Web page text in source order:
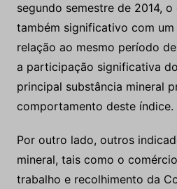
segundo semestre de 2014,
também significativo com um
relação ao mesmo período
a participação significativa
principal substância mineral
comportamento deste índice.
Por outro lado, outros
mineral, tais como o
trabalho e recolhimento da